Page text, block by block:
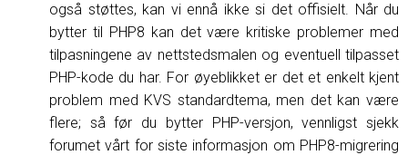
også støttes, kan vi ennå ikke si det offisielt. Når du
bytter til PHP8 kan det være kritiske problemer med
tilpasningene av nettstedsmalen og eventuell tilpasset
PHP-kode du har. For øyeblikket er det et enkelt kjent
problem med KVS standardtema, men det kan være
flere; så før du bytter PHP-versjon, vennligst sjekk
forumet vårt for siste informasjon om PHP8-migrering